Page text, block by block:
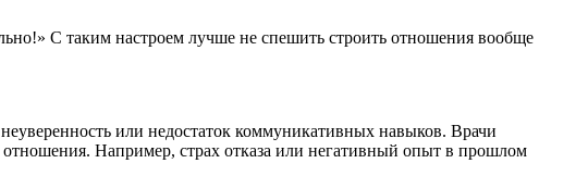
С таким настроем лучше не спешить строить отношения вообще
или недостаток коммуникативных навыков. Врачи
отношения. Например, страх отказа или негативный опыт в прошлом